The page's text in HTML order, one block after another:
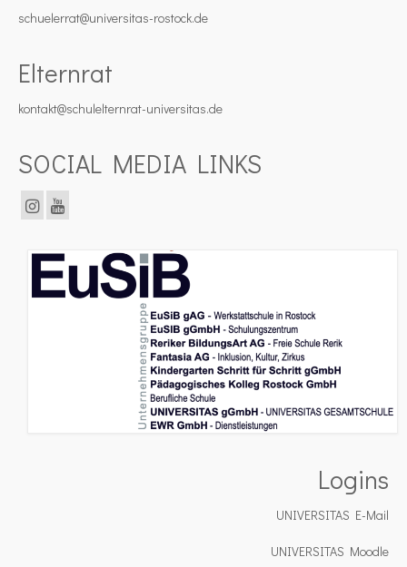
schuelerrat@universitas-rostock.de
Elternrat
kontakt@schulelternrat-universitas.de
SOCIAL MEDIA LINKS
Logins
UNIVERSITAS E-Mail
UNIVERSITAS Moodle